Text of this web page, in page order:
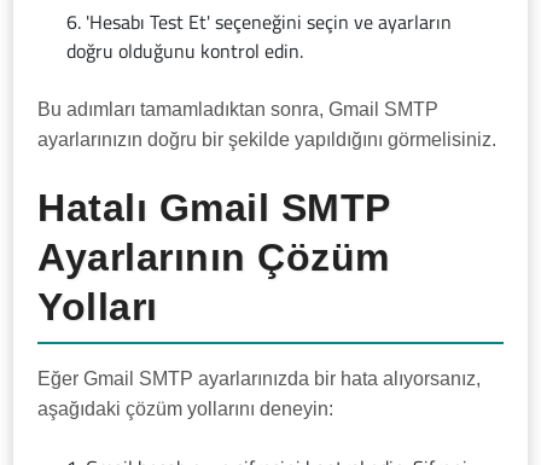
'Hesabı Test Et' seçeneğini seçin ve ayarların
doğru olduğunu kontrol edin.
Bu adımları tamamladıktan sonra, Gmail SMTP
ayarlarınızın doğru bir şekilde yapıldığını görmelisiniz.
Hatalı Gmail SMTP
Ayarlarının Çözüm
Yolları
Eğer Gmail SMTP ayarlarınızda bir hata alıyorsanız,
aşağıdaki çözüm yollarını deneyin: